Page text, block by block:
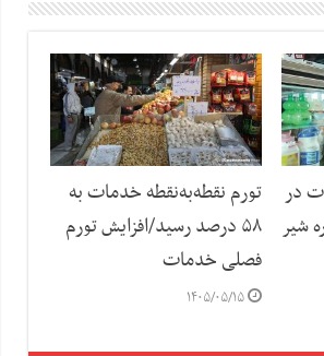
در
شیر
تورم نقطه‌به‌نقطه خدمات به
۵۸ درصد رسید/افزایش تورم
فصلی خدمات
۱۴۰۵/۰۵/۱۵